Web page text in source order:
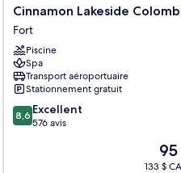
Cinnamon
Lakeside
Colombo
Fort
Cinnamon Lakeside
Fort
Piscine
Spa
Transport aéroportuaire
Stationnement gratuit
8.6
sur
8,6 Excellent
576 avis
Le
prix
95
133 $